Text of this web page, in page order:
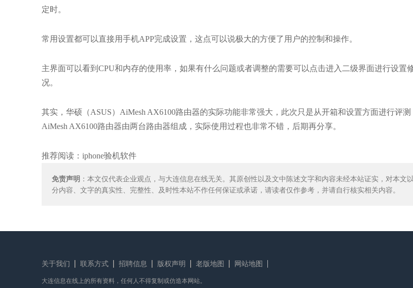
定时。
常用设置都可以直接用手机APP完成设置，这点可以说极大的方便了用户的控制和操作。
主界面可以看到CPU和内存的使用率，如果有什么问题或者调整的需要可以点击进入二级界面进行设置
况。
其实，华硕（ASUS）AiMesh AX6100路由器的实际功能非常强大，此次只是从开箱和设置方面进行评测
AiMesh AX6100路由器由两台路由器组成，实际使用过程也非常不错，后期再分享。
推荐阅读： iphone验机软件
免责声明 ：本文仅代表企业观点，与大连信息在线无关。其原创性以及文中陈述文字和内容未经本站证实，对本文
分内容、文字的真实性、完整性、及时性本站不作任何保证或承诺，请读者仅作参考，并请自行核实相关内容。
关于我们 联系方式 招聘信息 版权声明 老版地图 网站地图
大连信息在线上的所有资料，任何人不得复制或仿造本网站。